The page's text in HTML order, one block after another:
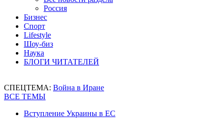
Россия
Бизнес
Спорт
Lifestyle
Шоу-биз
Наука
БЛОГИ ЧИТАТЕЛЕЙ
СПЕЦТЕМА: Война в Иране
ВСЕ ТЕМЫ
Вступление Украины в ЕС